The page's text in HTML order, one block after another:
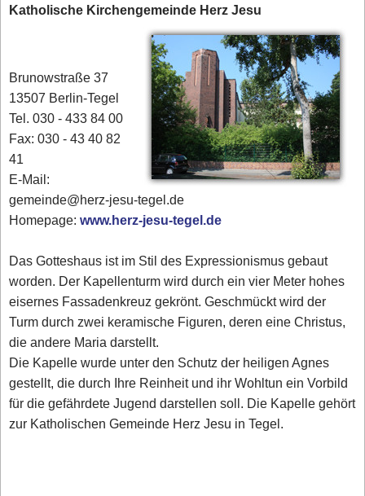
Katholische Kirchengemeinde Herz Jesu
Brunowstraße 37
13507 Berlin-Tegel
Tel. 030 - 433 84 00
Fax: 030 - 43 40 82
41
E-Mail:
gemeinde@herz-jesu-tegel.de
Homepage:www.herz-jesu-tegel.de
Das Gotteshaus ist im Stil des Expressionismus gebaut
worden. Der Kapellenturm wird durch ein vier Meter hohes
eisernes Fassadenkreuz gekrönt. Geschmückt wird der
Turm durch zwei keramische Figuren, deren eine Christus,
die andere Maria darstellt.
Die Kapelle wurde unter den Schutz der heiligen Agnes
gestellt, die durch Ihre Reinheit und ihr Wohltun ein Vorbild
für die gefährdete Jugend darstellen soll. Die Kapelle gehört
zur Katholischen Gemeinde Herz Jesu in Tegel.